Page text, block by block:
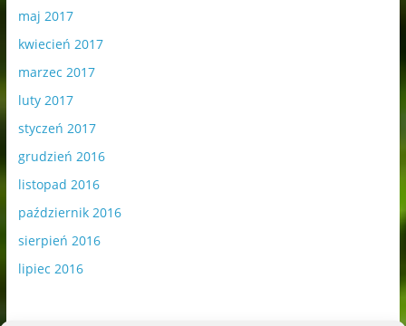
maj 2017
kwiecień 2017
marzec 2017
luty 2017
styczeń 2017
grudzień 2016
listopad 2016
październik 2016
sierpień 2016
lipiec 2016